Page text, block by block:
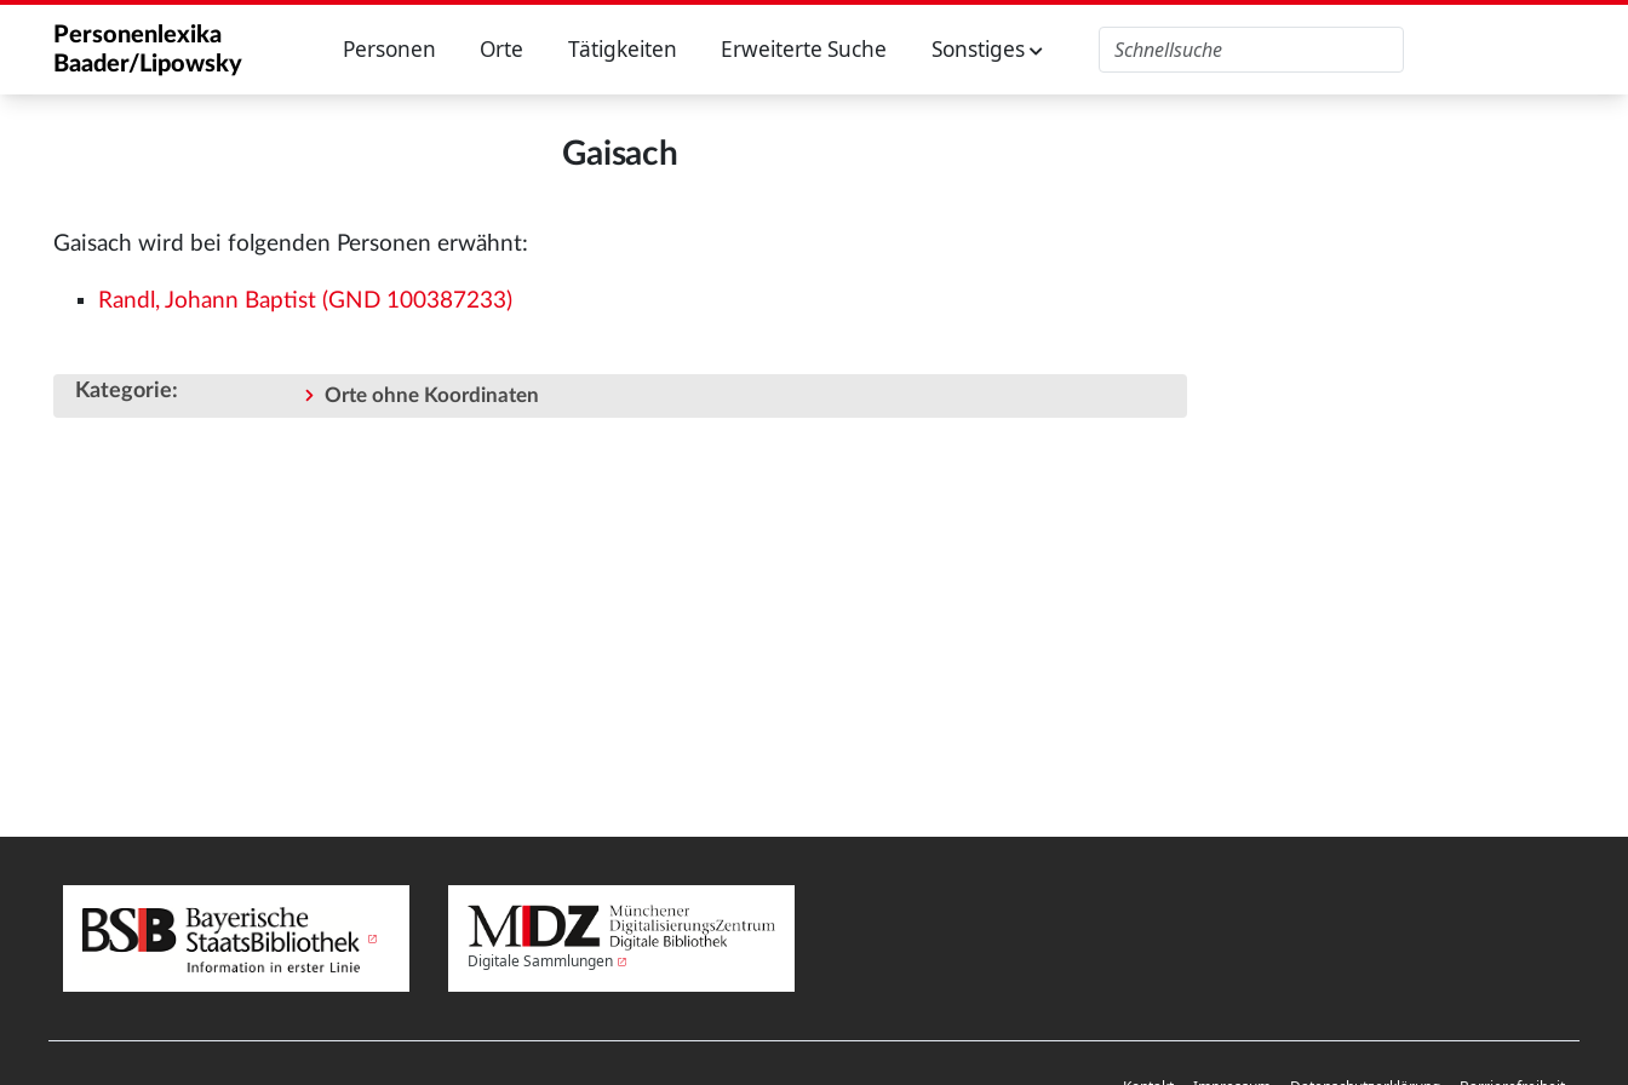
Personenlexika
Baader/Lipowsky
Personen Orte Tätigkeiten Erweiterte Suche Sonstiges
Gaisach
Gaisach wird bei folgenden Personen erwähnt:
Randl, Johann Baptist (GND 100387233)
Kategorie: Orte ohne Koordinaten
Digitale Sammlungen